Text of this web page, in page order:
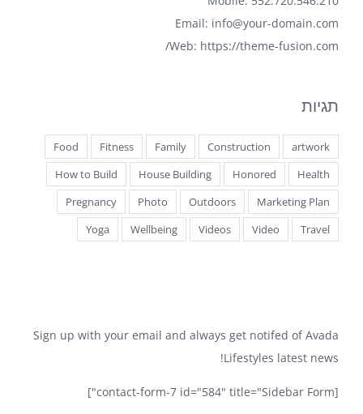
Email: info@your-domain.com
Web: https://theme-fusion.com/
תגיות
artwork
Construction
Family
Fitness
Food
Health
Honored
House Building
How to Build
Marketing Plan
Outdoors
Photo
Pregnancy
Travel
Video
Videos
Wellbeing
Yoga
Sign up with your email and always get notifed of Avada
Lifestyles latest news!
[contact-form-7 id="584" title="Sidebar Form"]